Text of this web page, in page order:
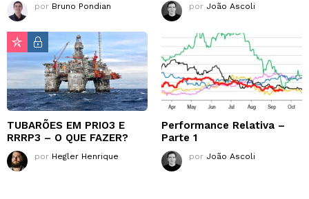
por Bruno Pondian por João Ascoli
TUBARÕES EM PRIO3 E
RRRP3 – O QUE FAZER?
por Hegler Henrique
Performance Relativa –
Parte 1
por João Ascoli